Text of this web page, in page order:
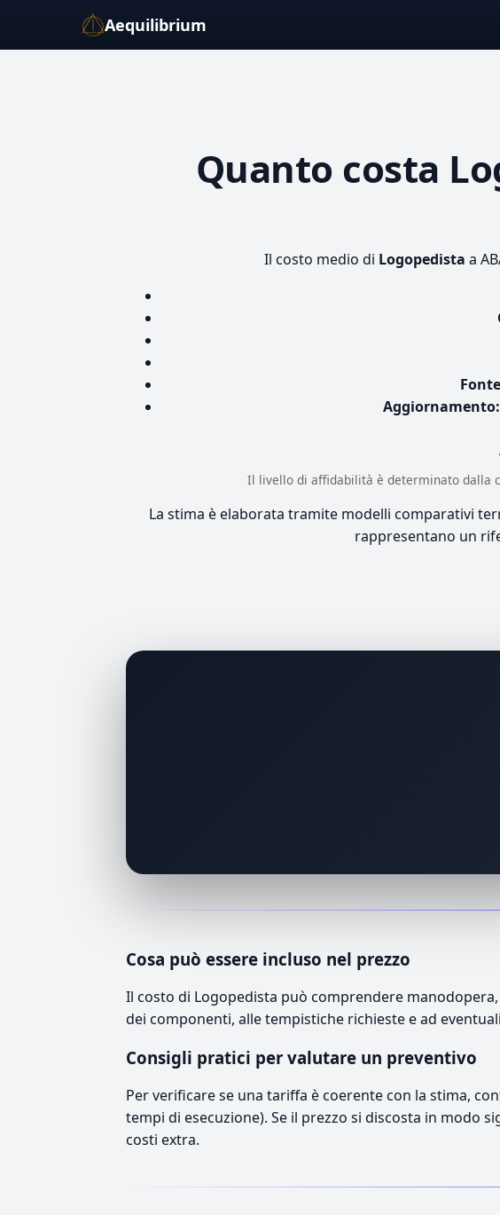
Aequilibrium
Quanto costa
Il costo medio di Logopedista a
Aggiornamento:
Il livello di affidabilità è determinato dalla
La stima è elaborata tramite modelli comparativi
rappresentano un
Cosa può essere incluso nel prezzo
Il costo di Logopedista può comprendere
dei componenti, alle tempistiche richieste e ad
Consigli pratici per valutare un preventivo
Per verificare se una tariffa è coerente con la stima,
tempi di esecuzione). Se il prezzo si discosta in modo
costi extra.